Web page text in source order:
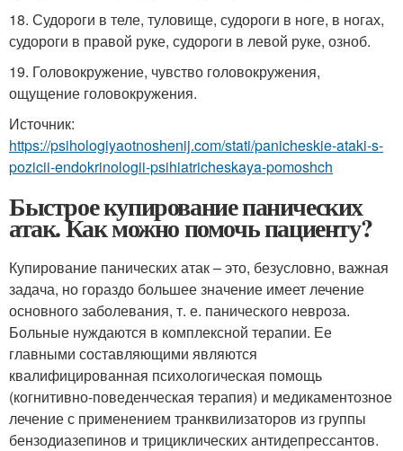
18. Судороги в теле, туловище, судороги в ноге, в ногах,
судороги в правой руке, судороги в левой руке, озноб.
19. Головокружение, чувство головокружения,
ощущение головокружения.
Источник:
https://psihologiyaotnoshenij.com/stati/panicheskie-ataki-s-
pozicii-endokrinologii-psihiatricheskaya-pomoshch
Быстрое купирование панических
атак. Как можно помочь пациенту?
Купирование панических атак – это, безусловно, важная
задача, но гораздо большее значение имеет лечение
основного заболевания, т. е. панического невроза.
Больные нуждаются в комплексной терапии. Ее
главными составляющими являются
квалифицированная психологическая помощь
(когнитивно-поведенческая терапия) и медикаментозное
лечение с применением транквилизаторов из группы
бензодиазепинов и трициклических антидепрессантов.